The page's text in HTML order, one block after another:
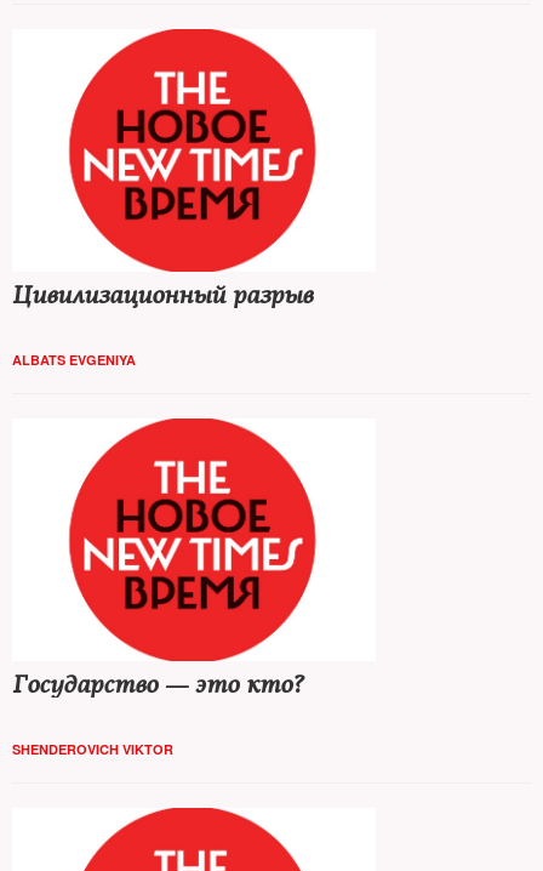
Цивилизационный разрыв
ALBATS EVGENIYA
Государство — это кто?
SHENDEROVICH VIKTOR